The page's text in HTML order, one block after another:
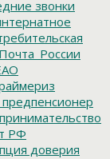
звонки
Почта_России
предпенсионер
РФ
доверия